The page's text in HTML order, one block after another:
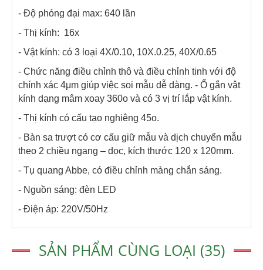
- Độ phóng đại max: 640 lần
- Thị kính: 16x
- Vật kính: có 3 loại 4X/0.10, 10X.0.25, 40X/0.65
- Chức năng điều chỉnh thô và điều chỉnh tinh với độ
chính xác 4μm giúp việc soi mẫu dễ dàng. - Ổ gắn vật
kính dạng mâm xoay 360o và có 3 vị trí lắp vật kính.
- Thị kính có cấu tạo nghiêng 45o.
- Bàn sa trượt có cơ cấu giữ mẫu và dịch chuyển mẫu
theo 2 chiều ngang – dọc, kích thước 120 x 120mm.
- Tụ quang Abbe, có điều chỉnh màng chắn sáng.
- Nguồn sáng: đèn LED
- Điện áp: 220V/50Hz
SẢN PHẨM CÙNG LOẠI (35)